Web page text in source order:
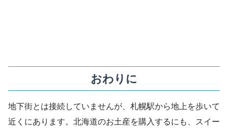
おわりに
地下街とは接続していませんが、札幌駅から地上を歩いて
近くにあります。北海道のお土産を購入するにも、スイー